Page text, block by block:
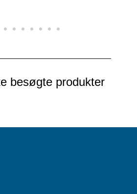
besøgte produkter